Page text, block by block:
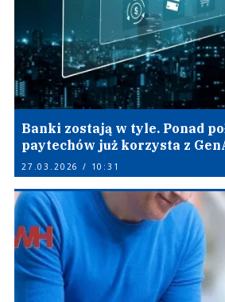
Banki zostają w tyle. Ponad
paytechów już korzysta z
27.03.2026 / 10:31